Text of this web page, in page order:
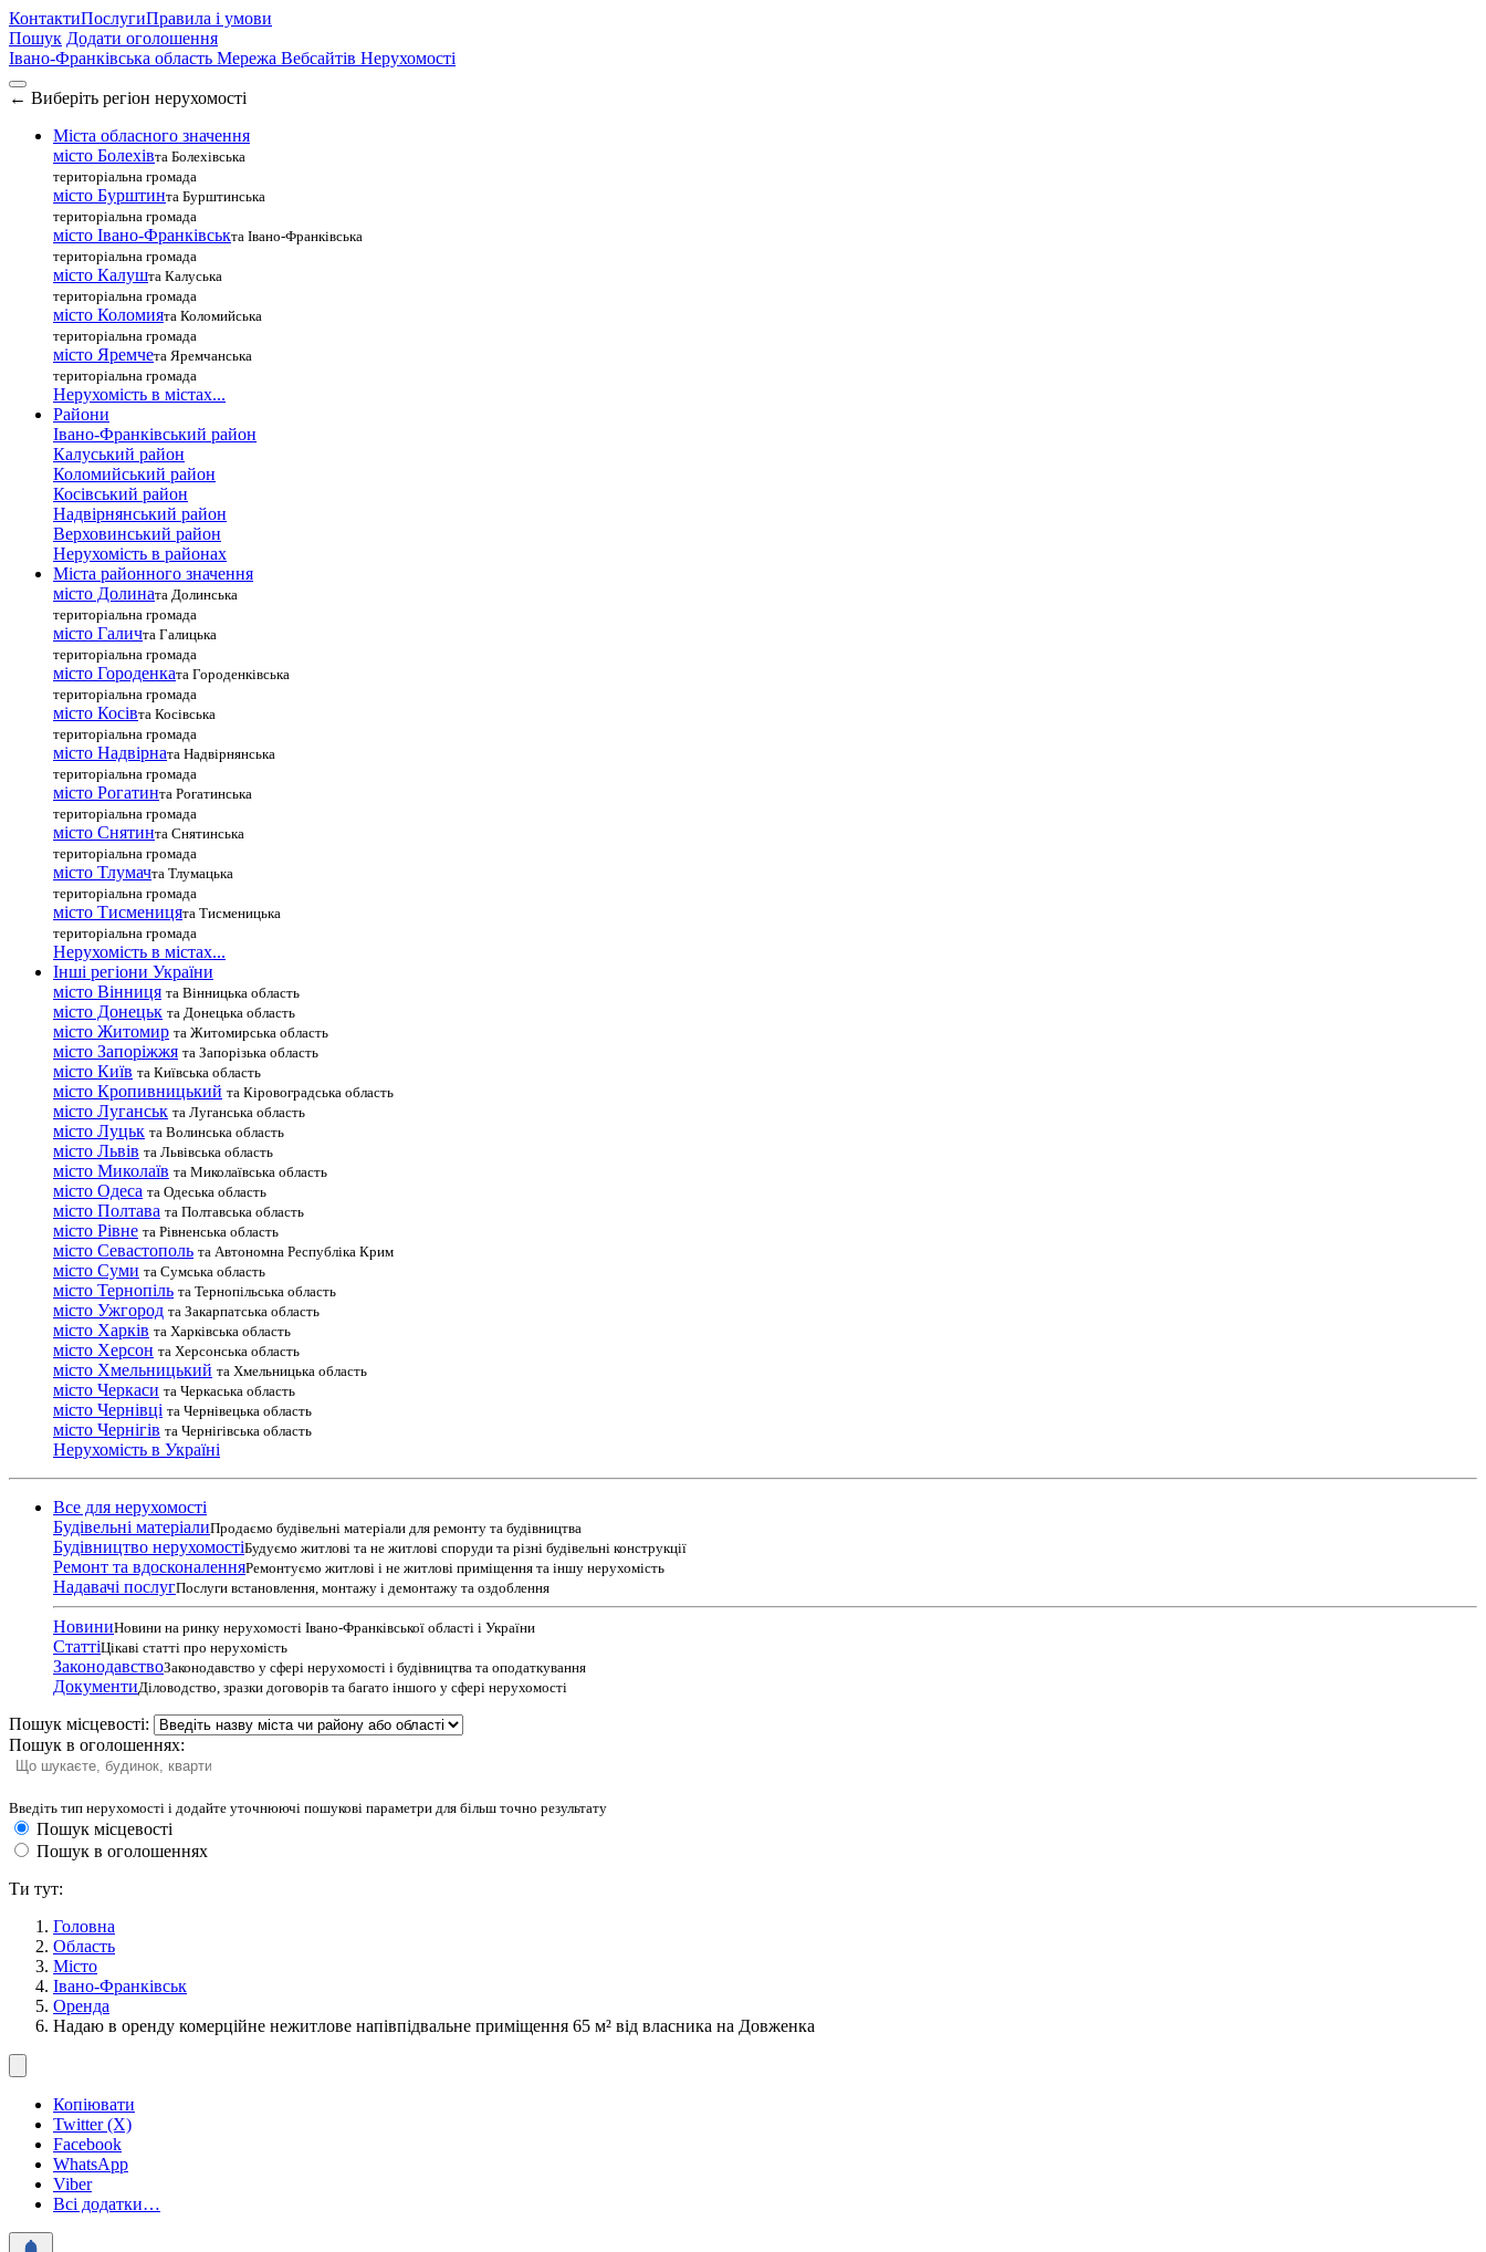
КонтактиПослугиПравила і умови
Пошук Додати оголошення
Івано-Франківська область Мережа Вебсайтів Нерухомості
← Виберіть регіон нерухомості
Міста обласного значення
місто Болехівта Болехівська
територіальна громада
місто Бурштинта Бурштинська
територіальна громада
місто Івано-Франківськта Івано-Франківська
територіальна громада
місто Калушта Калуська
територіальна громада
місто Коломията Коломийська
територіальна громада
місто Яремчета Яремчанська
територіальна громада
Нерухомість в містах...
Райони
Івано-Франківський район
Калуський район
Коломийський район
Косівський район
Надвірнянський район
Верховинський район
Нерухомість в районах
Міста районного значення
місто Долината Долинська
територіальна громада
місто Галичта Галицька
територіальна громада
місто Городенката Городенківська
територіальна громада
місто Косівта Косівська
територіальна громада
місто Надвірната Надвірнянська
територіальна громада
місто Рогатинта Рогатинська
територіальна громада
місто Снятинта Снятинська
територіальна громада
місто Тлумачта Тлумацька
територіальна громада
місто Тисменицята Тисменицька
територіальна громада
Нерухомість в містах...
Інші регіони України
місто Вінниця та Вінницька область
місто Донецьк та Донецька область
місто Житомир та Житомирська область
місто Запоріжжя та Запорізька область
місто Київ та Київська область
місто Кропивницький та Кіровоградська область
місто Луганськ та Луганська область
місто Луцьк та Волинська область
місто Львів та Львівська область
місто Миколаїв та Миколаївська область
місто Одеса та Одеська область
місто Полтава та Полтавська область
місто Рівне та Рівненська область
місто Севастополь та Автономна Республіка Крим
місто Суми та Сумська область
місто Тернопіль та Тернопільська область
місто Ужгород та Закарпатська область
місто Харків та Харківська область
місто Херсон та Херсонська область
місто Хмельницький та Хмельницька область
місто Черкаси та Черкаська область
місто Чернівці та Чернівецька область
місто Чернігів та Чернігівська область
Нерухомість в Україні
Все для нерухомості
Будівельні матеріалиПродаємо будівельні матеріали для ремонту та будівництва
Будівництво нерухомостіБудуємо житлові та не житлові споруди та різні будівельні конструкції
Ремонт та вдосконаленняРемонтуємо житлові і не житлові приміщення та іншу нерухомість
Надавачі послугПослуги встановлення, монтажу і демонтажу та оздоблення
НовиниНовини на ринку нерухомості Івано-Франківської області і України
СтаттіЦікаві статті про нерухомість
ЗаконодавствоЗаконодавство у сфері нерухомості і будівництва та оподаткування
ДокументиДіловодство, зразки договорів та багато іншого у сфері нерухомості
Пошук місцевості:
Пошук в оголошеннях:
Введіть тип нерухомості і додайте уточнюючі пошукові параметри для більш точно результату
Пошук місцевості
Пошук в оголошеннях
Ти тут:
Головна
Область
Місто
Івано-Франківськ
Оренда
Надаю в оренду комерційне нежитлове напівпідвальне приміщення 65 м² від власника на Довженка
Копіювати
Twitter (X)
Facebook
WhatsApp
Viber
Всі додатки…